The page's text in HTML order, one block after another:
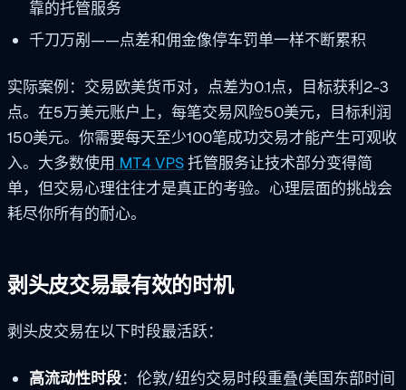
靠的托管服务
千刀万剐——点差和佣金像停车罚单一样不断累积
实际案例：交易欧美货币对，点差为0.1点，目标获利2-3
点。在5万美元账户上，每笔交易风险50美元，目标利润
150美元。你需要每天至少100笔成功交易才能产生可观收
入。大多数使用 MT4 VPS托管服务让技术部分变得简
单，但交易心理往往才是真正的考验。心理层面的挑战会
耗尽你所有的耐心。
剥头皮交易最有效的时机
剥头皮交易在以下时段最活跃：
高流动性时段：伦敦/纽约交易时段重叠(美国东部时间